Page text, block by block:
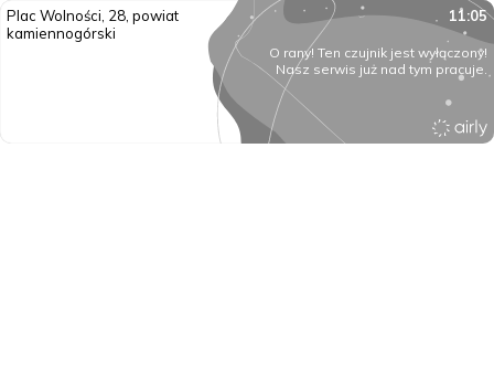
Plac Wolności, 28, powiat
kamiennogórski
11:05
O rany! Ten czujnik jest wyłączony!
Nasz serwis już nad tym pracuje.